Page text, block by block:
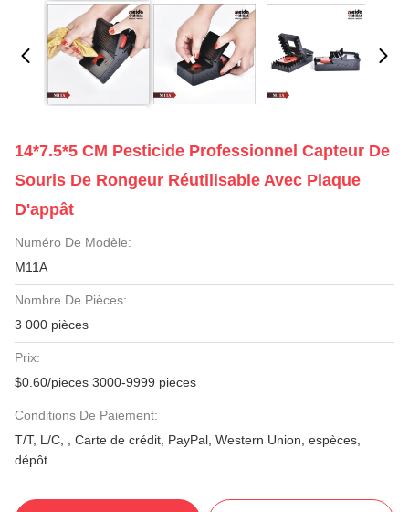
14*7.5*5 CM Pesticide Professionnel Capteur De
Souris De Rongeur Réutilisable Avec Plaque
D'appât
Numéro De Modèle:
M11A
Nombre De Pièces:
3 000 pièces
Prix:
$0.60/pieces 3000-9999 pieces
Conditions De Paiement:
T/T, L/C, , Carte de crédit, PayPal, Western Union, espèces,
dépôt